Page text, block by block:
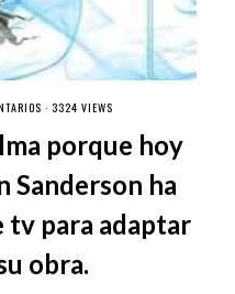
· 3324 VIEWS
porque hoy
Sanderson ha
tv para adaptar
obra.